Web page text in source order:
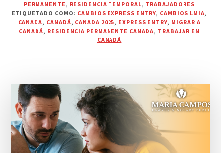
PERMANENTE, RESIDENCIA TEMPORAL, TRABAJADORES
ETIQUETADO COMO: CAMBIOS EXPRESS ENTRY, CAMBIOS LMIA,
CANADA, CANADÁ, CANADA 2025, EXPRESS ENTRY, MIGRAR A
CANADÁ, RESIDENCIA PERMANENTE CANADA, TRABAJAR EN
CANADÁ